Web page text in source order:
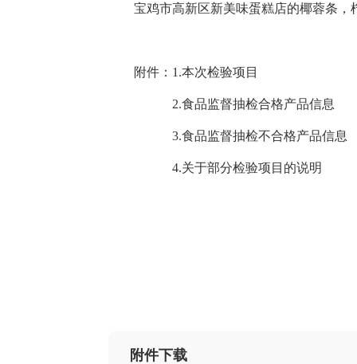
宝鸡市高新区新美味蛋糕店的椰蓉条，
附件：1.本次检验项目
2.食品监督抽检合格产品信息
3.食品监督抽检不合格产品信息
4.关于部分检验项目的说明
附件下载